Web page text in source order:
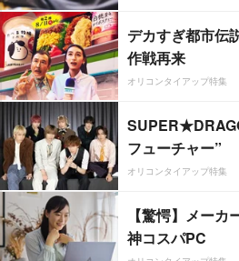
デカすぎ都市伝
作戦再来
オリコンタイアップ特集
フューチャー”
オリコンタイアップ特集
【驚愕】メーカ
神コスパPC